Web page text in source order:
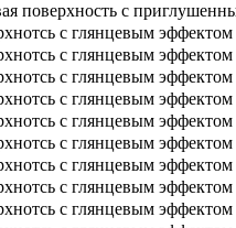
поверхность с
с глянцевым эффектом
с глянцевым эффектом
с глянцевым эффектом
с глянцевым эффектом
с глянцевым эффектом
с глянцевым эффектом
с глянцевым эффектом
с глянцевым эффектом
с глянцевым эффектом